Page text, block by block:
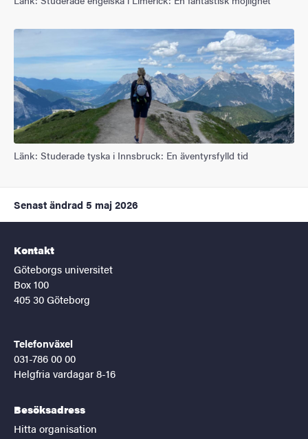
Länk: Studerade tyska i Innsbruck: En äventyrsfylld tid
Senast ändrad 5 maj 2026
Kontakt
Göteborgs universitet
Box 100
405 30 Göteborg
Telefonväxel
031-786 00 00
Helgfria vardagar 8-16
Besöksadress
Hitta organisation